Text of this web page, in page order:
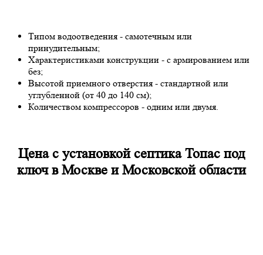
Типом водоотведения - самотечным или
принудительным;
Характеристиками конструкции - с армированием или
без;
Высотой приемного отверстия - стандартной или
углубленной (от 40 до 140 см);
Количеством компрессоров - одним или двумя.
Цена с установкой септика Топас под
ключ в Москве и Московской области